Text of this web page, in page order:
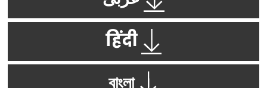
हिंदी
বাংলা